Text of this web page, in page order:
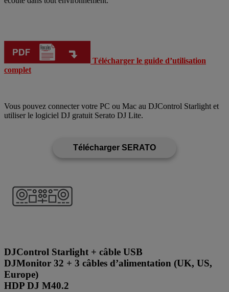
Télécharger le guide d’utilisation
complet
Vous pouvez connecter votre PC ou Mac au DJControl Starlight et
utiliser le logiciel DJ gratuit Serato DJ Lite.
Télécharger SERATO
DJControl Starlight + câble USB
DJMonitor 32 + 3 câbles d’alimentation (UK, US,
Europe)
HDP DJ M40.2